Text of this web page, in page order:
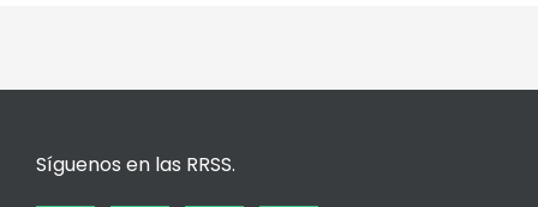
Síguenos en las RRSS.